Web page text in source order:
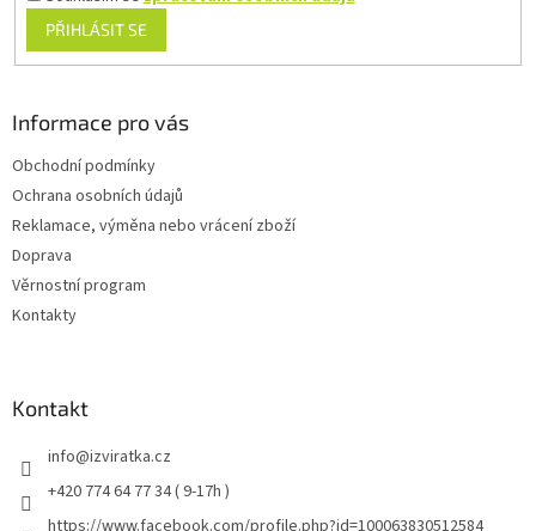
PŘIHLÁSIT SE
Informace pro vás
Obchodní podmínky
Ochrana osobních údajů
Reklamace, výměna nebo vrácení zboží
Doprava
Věrnostní program
Kontakty
Kontakt
info@izviratka.cz
+420 774 64 77 34 ( 9-17h )
https://www.facebook.com/profile.php?id=100063830512584